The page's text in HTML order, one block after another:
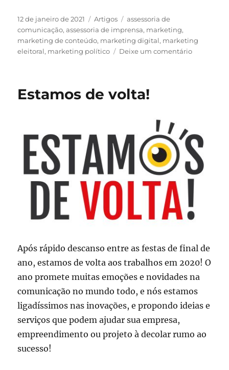
Publicado
em
12 de janeiro de 2021 Categorias
Artigos Tags
assessoria de
comunicação,assessoria de imprensa, marketing,
marketing de conteúdo, marketing digital, marketing
eleitoral, marketing político Deixe um comentárioem
Estamos de volta!
Após rápido descanso entre as festas de final de
ano, estamos de volta aos trabalhos em 2020! O
ano promete muitas emoções e novidades na
comunicação no mundo todo, e nós estamos
ligadíssimos nas inovações, e propondo ideias e
serviços que podem ajudar sua empresa,
empreendimento ou projeto à decolar rumo ao
sucesso!